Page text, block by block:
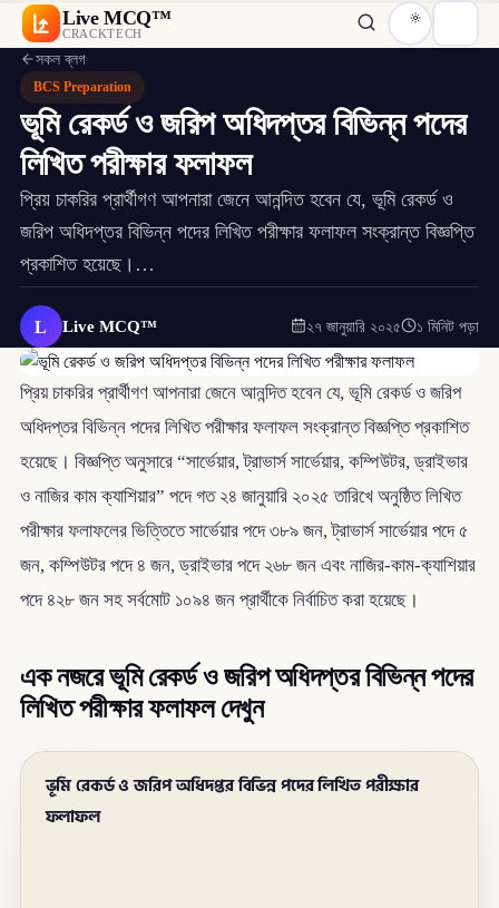
Live MCQ™
CRACKTECH
সকল ব্লগ
BCS Preparation
ভূমি রেকর্ড ও জরিপ অধিদপ্তর বিভিন্ন পদের
লিখিত পরীক্ষার ফলাফল
প্রিয় চাকরির প্রার্থীগণ আপনারা জেনে আনন্দিত হবেন যে, ভূমি রেকর্ড ও
জরিপ অধিদপ্তর বিভিন্ন পদের লিখিত পরীক্ষার ফলাফল সংক্রান্ত বিজ্ঞপ্তি
প্রকাশিত হয়েছে।…
L Live MCQ™ ২৭ জানুয়ারি ২০২৫ ১ মিনিট পড়া
প্রিয় চাকরির প্রার্থীগণ আপনারা জেনে আনন্দিত হবেন যে, ভূমি রেকর্ড ও জরিপ
অধিদপ্তর বিভিন্ন পদের লিখিত পরীক্ষার ফলাফল সংক্রান্ত বিজ্ঞপ্তি প্রকাশিত
হয়েছে। বিজ্ঞপ্তি অনুসারে “সার্ভেয়ার, ট্রাভার্স সার্ভেয়ার, কম্পিউটর, ড্রাইভার
ও নাজির কাম ক্যাশিয়ার” পদে গত ২৪ জানুয়ারি ২০২৫ তারিখে অনুষ্ঠিত লিখিত
পরীক্ষার ফলাফলের ভিত্তিতে সার্ভেয়ার পদে ৩৮৯ জন, ট্রাভার্স সার্ভেয়ার পদে ৫
জন, কম্পিউটর পদে ৪ জন, ড্রাইভার পদে ২৬৮ জন এবং নাজির-কাম-ক্যাশিয়ার
পদে ৪২৮ জন সহ সর্বমোট ১০৯৪ জন প্রার্থীকে নির্বাচিত করা হয়েছে।
এক নজরে ভূমি রেকর্ড ও জরিপ অধিদপ্তর বিভিন্ন পদের
লিখিত পরীক্ষার ফলাফল দেখুন
ভূমি রেকর্ড ও জরিপ অধিদপ্তর বিভিন্ন পদের লিখিত পরীক্ষার
ফলাফল